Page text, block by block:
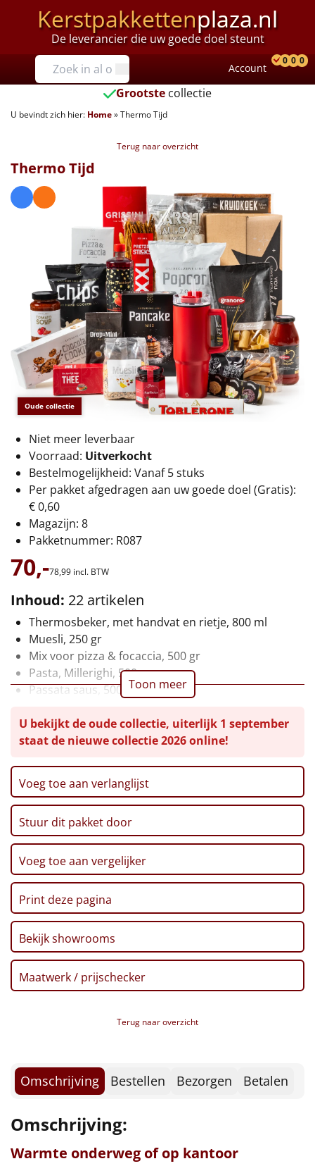
Kerstpakkettenplaza.nl
De leverancier die uw goede doel steunt
Prijzen
Tot €25
€25 tot €35
€40 tot €45
€55 tot €75
€75 tot €100
€100 en hoger
Alle kerstpakketten 2026
Thema
Origineel
Rituals
Luxe
Duurzaam
Leuke
Goedkope
Uniek
Artikel
Hitster NIEUW
Pizzarette
Tas
Wake up light
NIEUW
Borrelplank
Warmtekussen
NIEUW
POPULAIR
Deken (fleece plaid)
Alle artikelen
Overige
Account
0 0 0
Grootste collectie
U bevindt zich hier: Home»Thermo Tijd
Terug naar overzicht
Oude collectie
Thermo Tijd
Niet meer leverbaar
Voorraad: Uitverkocht
Bestelmogelijkheid: Vanaf 5 stuks
Per pakket afgedragen aan uw goede doel (Gratis):
€ 0,60
Magazijn: 8
Pakketnummer: R087
70,-78,99 incl. BTW
Inhoud: 22 artikelen
Thermosbeker, met handvat en rietje, 800 ml
Muesli, 250 gr
Mix voor pizza & focaccia, 500 gr
Pasta, Millerighi, 500 gr
Passata saus, 500 gr
Aardbeiensiroop, 75 cl
Aardbei jam, 230 gr
XXL Pretzelsticks, 200 gr
Mini grissini, 100 gr
Grissini, 100 gr
Spread en dip, 3 x 23 gr
Kruidkoek, 145 gr
Pancake mix, 250 gr
Koekjes chocolade, 150 gr
Toblerone, 100 gr
Popcorn, 125 gr
Mint en drop ballen, 100 gr
Marshmallows, 150 gr
Verpakt in een feestelijke kerstdoos, 39 x 29 x 30 cm
Toon meer
U bekijkt de oude collectie, uiterlijk 1 september
staat de nieuwe collectie 2026 online!
Voeg toe aan verlanglijst
Stuur dit pakket door
Voeg toe aan vergelijker
Print deze pagina
Bekijk showrooms
Maatwerk / prijschecker
Terug naar overzicht
Omschrijving Bestellen Bezorgen Betalen
Omschrijving:
Warmte onderweg of op kantoor